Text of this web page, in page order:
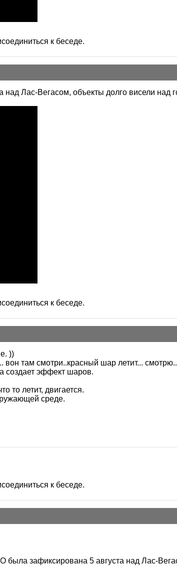
к беседе.
Лас-Вегасом, объекты долго висели над
к беседе.
))
вон там смотри..красный шар летит...
создает эффект шаров.
то летит, двигается.
среде.
к беседе.
зафиксирована 5 августа над Лас-